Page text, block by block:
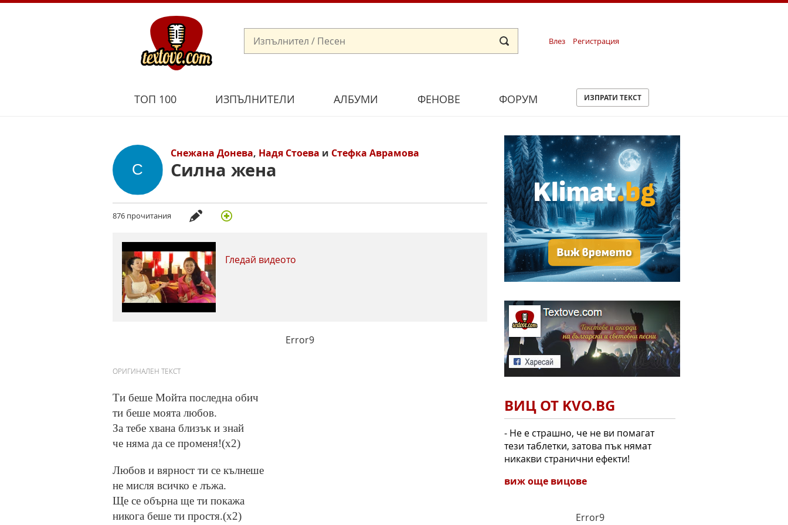
Влез Регистрация
ТОП 100 ИЗПЪЛНИТЕЛИ АЛБУМИ ФЕНОВЕ ФОРУМ ИЗПРАТИ ТЕКСТ
Снежана Донева, Надя Стоева и Стефка Аврамова
Силна жена
876 прочитания
Гледай видеото
Error9
ОРИГИНАЛЕН ТЕКСТ
Ти беше Мойта последна обич
ти беше моята любов.
За тебе хвана близък и знай
че няма да се променя!(х2)
Любов и вярност ти се кълнеше
не мисля всичко е лъжа.
Ще се обърна ще ти покажа
никога беше ти простя.(х2)
ВИЦ ОТ KVO.BG
- Не е страшно, че не ви помагат
тези таблетки, затова пък нямат
никакви странични ефекти!
виж още вицове
Error9